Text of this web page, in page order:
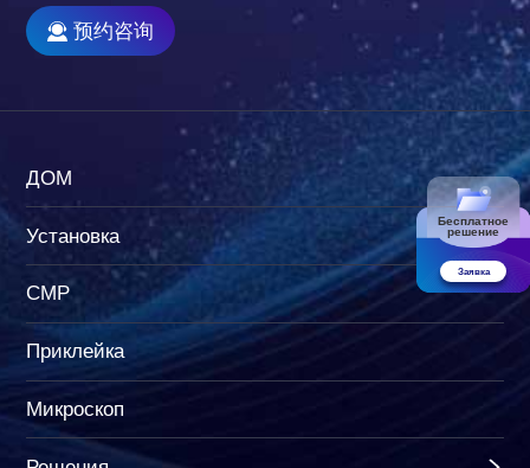
Бесплатное
решение
Заявка
预约咨询
ДОМ
Установка
CMP
Приклейка
Микроскоп